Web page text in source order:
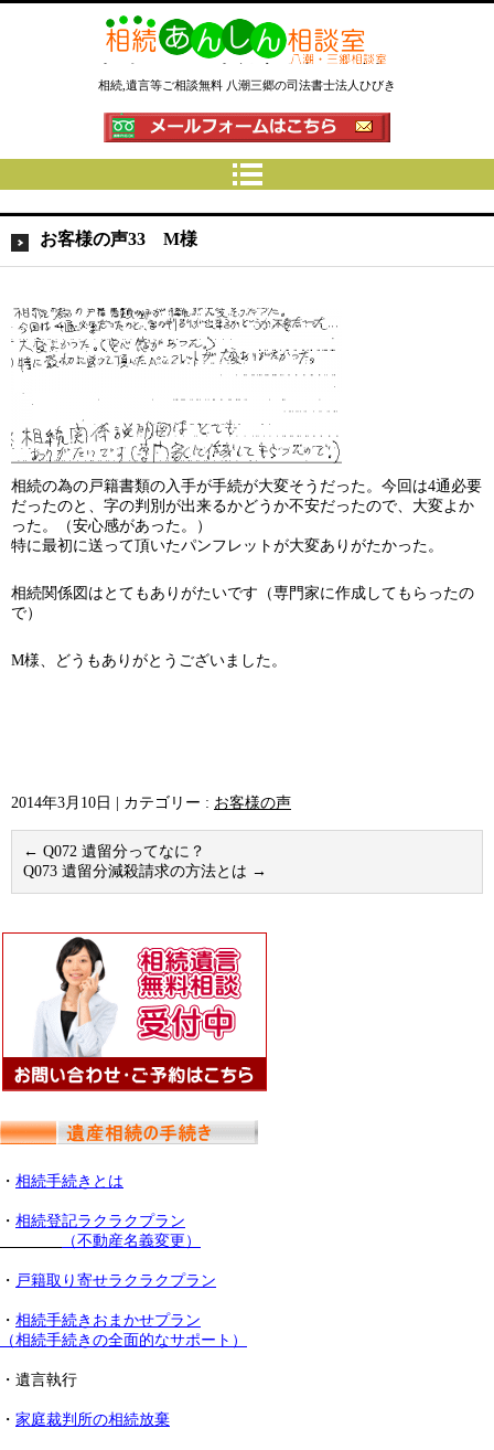
相続あんしん相談室八潮三郷│相
続手続 名義変更 遺言なら埼玉県
の司法書士法人ひびき
相続,遺言等ご相談無料 八潮三郷の司法書士法人ひびき
お客様の声33 M様
相続の為の戸籍書類の入手が手続が大変そうだった。今回は4通必要
だったのと、字の判別が出来るかどうか不安だったので、大変よか
った。（安心感があった。）
特に最初に送って頂いたパンフレットが大変ありがたかった。
相続関係図はとてもありがたいです（専門家に作成してもらったの
で）
M様、どうもありがとうございました。
2014年3月10日 カテゴリー : お客様の声
← Q072 遺留分ってなに？
Q073 遺留分減殺請求の方法とは →
・ 相続手続きとは
・ 相続登記ラクラクプラン
（不動産名義変更）
・ 戸籍取り寄せラクラクプラン
・ 相続手続きおまかせプラン
（相続手続きの全面的なサポート）
・遺言執行
・ 家庭裁判所の相続放棄